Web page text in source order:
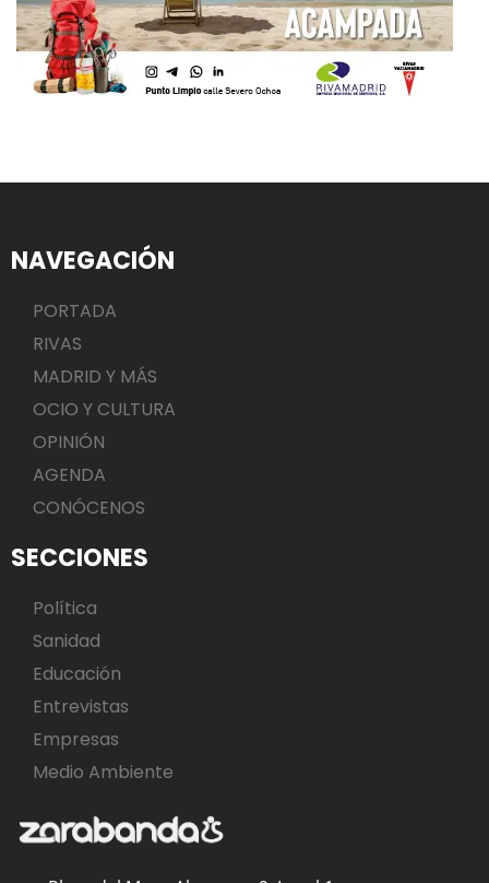
NAVEGACIÓN
PORTADA
RIVAS
MADRID Y MÁS
OCIO Y CULTURA
OPINIÓN
AGENDA
CONÓCENOS
SECCIONES
Política
Sanidad
Educación
Entrevistas
Empresas
Medio Ambiente